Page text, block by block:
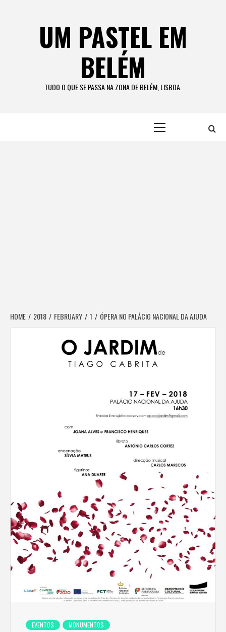
UM PASTEL EM
BELÉM
TUDO O QUE SE PASSA NA ZONA DE BELÉM, LISBOA.
HOME 2018 FEBRUARY 1 ÓPERA NO PALÁCIO NACIONAL DA AJUDA
EVENTOS MONUMENTOS